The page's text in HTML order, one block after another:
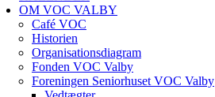
OM VOC VALBY
Café VOC
Historien
Organisationsdiagram
Fonden VOC Valby
Foreningen Seniorhuset VOC Valby